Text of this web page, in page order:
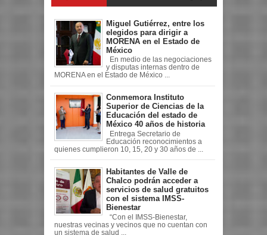
Miguel Gutiérrez, entre los
elegidos para dirigir a
MORENA en el Estado de
México
En medio de las negociaciones
y disputas internas dentro de
MORENA en el Estado de México ...
Conmemora Instituto
Superior de Ciencias de la
Educación del estado de
México 40 años de historia
Entrega Secretario de
Educación reconocimientos a
quienes cumplieron 10, 15, 20 y 30 años de ...
Habitantes de Valle de
Chalco podrán acceder a
servicios de salud gratuitos
con el sistema IMSS-
Bienestar
“Con el IMSS-Bienestar,
nuestras vecinas y vecinos que no cuentan con
un sistema de salud ...